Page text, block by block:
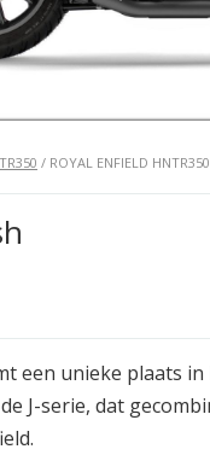
/ ROYAL ENFIELD HNTR350
een unieke plaats
J-serie, dat